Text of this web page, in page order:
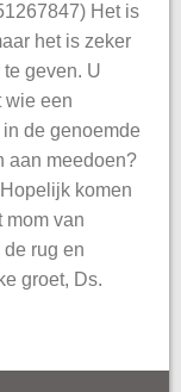
Het is
het is zeker
geven. U
wie een
de genoemde
aan meedoen?
komen
mom van
rug en
groet, Ds.